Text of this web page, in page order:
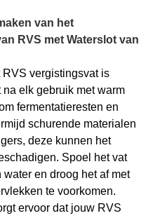
van het
RVS met Waterslot van
vergistingsvat is
elk gebruik met warm
fermentatieresten en
schurende materialen
deze kunnen het
Spoel het vat
en droog het af met
te voorkomen.
ervoor dat jouw RVS